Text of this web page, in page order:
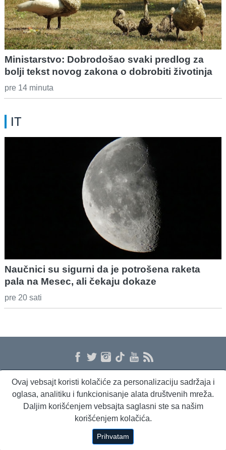
Ministarstvo: Dobrodošao svaki predlog za
bolji tekst novog zakona o dobrobiti životinja
pre 14 minuta
IT
Naučnici su sigurni da je potrošena raketa
pala na Mesec, ali čekaju dokaze
pre 20 sati
O nama Proizvodi i usluge Politika privatnosti Kontakt RSS
Dnevni evropski servis
Copyright © 1994 - 2026 Beta Press d.o.o.
Ovaj vebsajt koristi kolačiće za personalizaciju sadržaja i
oglasa, analitiku i funkcionisanje alata društvenih mreža.
Daljim korišćenjem vebsajta saglasni ste sa našim
korišćenjem kolačića.
Prihvatam